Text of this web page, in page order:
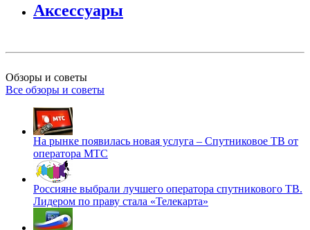
Аксессуары
Обзоры и советы
Все обзоры и советы
На рынке появилась новая услуга – Спутниковое ТВ от
оператора МТС
Россияне выбрали лучшего оператора спутникового ТВ.
Лидером по праву стала «Телекарта»